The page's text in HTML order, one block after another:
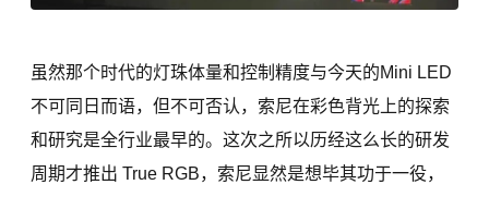
虽然那个时代的灯珠体量和控制精度与今天的Mini LED
不可同日而语，但不可否认，索尼在彩色背光上的探索
和研究是全行业最早的。这次之所以历经这么长的研发
周期才推出 True RGB，索尼显然是想毕其功于一役，